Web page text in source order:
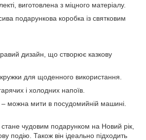
виготовлена з міцного матеріалу.
подарункова коробка із святковим
дизайн, що створює казкову
для щоденного використання.
і холодних напоїв.
– можна мити в посудомийній машині.
чудовим подарунком на Новий рік,
подію. Також він ідеально підходить